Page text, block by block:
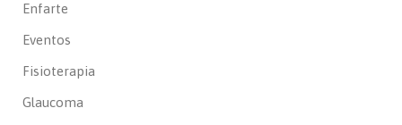
Enfarte
Eventos
Fisioterapia
Glaucoma